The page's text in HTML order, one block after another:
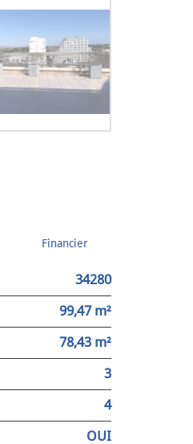
Financier
34280
99,47 m²
78,43 m²
3
4
OUI